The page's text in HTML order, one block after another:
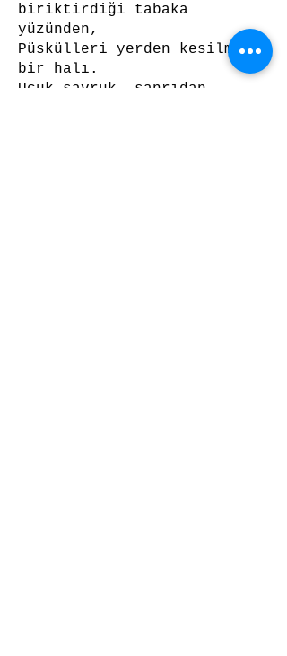
biriktirdiği tabaka
yüzünden,
Püskülleri yerden kesilmiş
bir halı.
Uçuk-savruk, sanrıdan